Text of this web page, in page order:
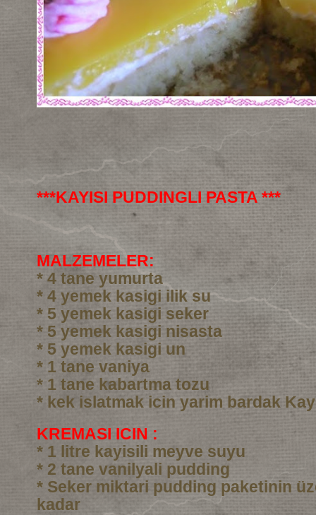
***KAYISI PUDDINGLI PASTA ***
MALZEMELER:
* 4 tane yumurta
* 4 yemek kasigi ilik su
* 5 yemek kasigi seker
* 5 yemek kasigi nisasta
* 5 yemek kasigi un
* 1 tane vaniya
* 1 tane kabartma tozu
* kek islatmak icin yarim bardak
KREMASI ICIN :
* 1 litre kayisili meyve suyu
* 2 tane vanilyali pudding
* Seker miktari pudding paketinin
kadar